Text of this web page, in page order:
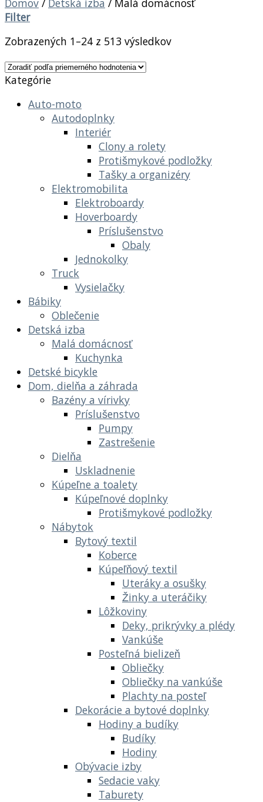
Filter
Zobrazených 1–24 z 513 výsledkov
Kategórie
Auto-moto
Autodoplnky
Interiér
Clony a rolety
Protišmykové podložky
Tašky a organizéry
Elektromobilita
Elektroboardy
Hoverboardy
Príslušenstvo
Obaly
Jednokolky
Truck
Vysielačky
Bábiky
Oblečenie
Detská izba
Malá domácnosť
Kuchynka
Detské bicykle
Dom, dielňa a záhrada
Bazény a vírivky
Príslušenstvo
Pumpy
Zastrešenie
Dielňa
Uskladnenie
Kúpeľne a toalety
Kúpeľnové doplnky
Protišmykové podložky
Nábytok
Bytový textil
Koberce
Kúpeľňový textil
Uteráky a osušky
Žinky a uteráčiky
Lôžkoviny
Deky, prikrývky a plédy
Vankúše
Posteľná bielizeň
Obliečky
Obliečky na vankúše
Plachty na posteľ
Dekorácie a bytové doplnky
Hodiny a budíky
Budíky
Hodiny
Obývacie izby
Sedacie vaky
Taburety